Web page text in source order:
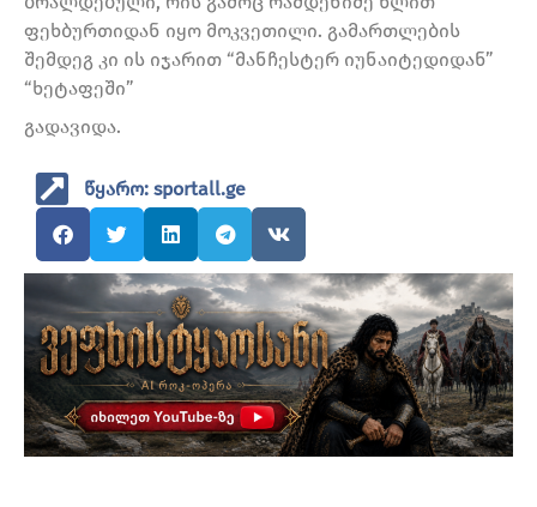
ფეხბურთიდან იყო მოკვეთილი. გამართლების
შემდეგ კი ის იჯარით “მანჩესტერ იუნაიტედიდან”
“ხეტაფეში”
გადავიდა.
წყარო: sportall.ge